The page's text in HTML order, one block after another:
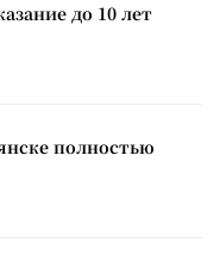
до 10 лет
полностью